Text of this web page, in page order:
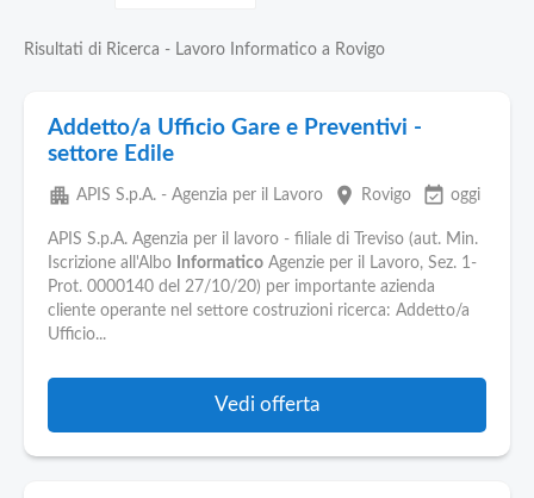
Elenco
Pubblica
Offerte
Risultati di Ricerca - Lavoro Informatico a Rovigo
Addetto/a Ufficio Gare e Preventivi -
settore Edile
apartment APIS S.p.A. - Agenzia per il Lavoro place Rovigo event_available oggi
APIS S.p.A. Agenzia per il lavoro - filiale di Treviso (aut. Min.
Iscrizione all'Albo
Informatico Agenzie per il Lavoro, Sez. 1-
Prot. 0000140 del 27/10/20) per importante azienda
cliente operante nel settore costruzioni ricerca: Addetto/a
Ufficio...
Vedi offerta